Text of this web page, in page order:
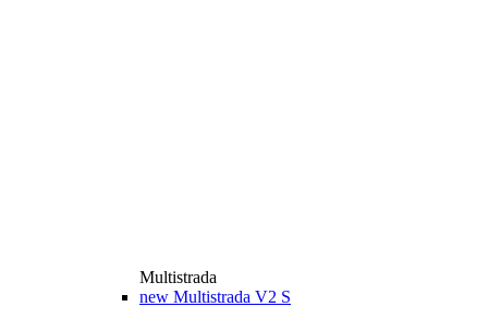
Multistrada
new Multistrada V2 S